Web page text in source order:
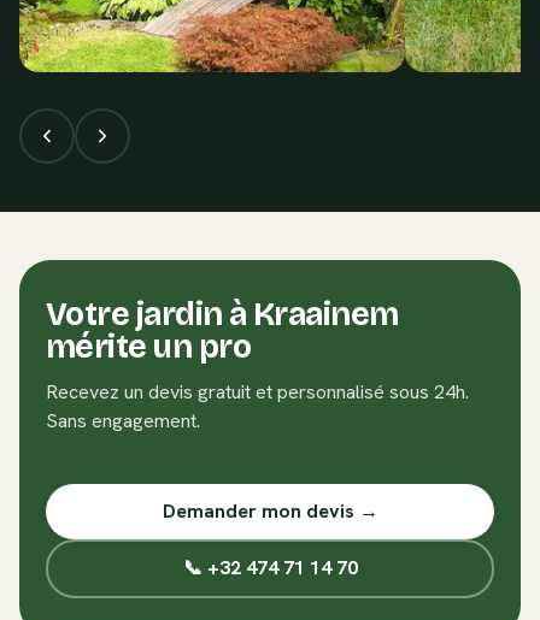
Votre jardin à Kraainem
mérite un pro
Recevez un devis gratuit et personnalisé sous 24h.
Sans engagement.
Demander mon devis →
📞 +32 474 71 14 70